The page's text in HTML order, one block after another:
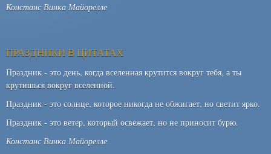
Констанс Винка Майорелле
ПРАЗДНИКИ В ЦИТАТАХ
Праздник - это день, когда вселенная крутится вокруг тебя, а ты
крутишься вокруг вселенной.
Праздник - это солнце, которое никогда не обжигает, но светит ярко.
Праздник - это ветер, который освежает, но не приносит бурю.
Констанс Винка Майорелле